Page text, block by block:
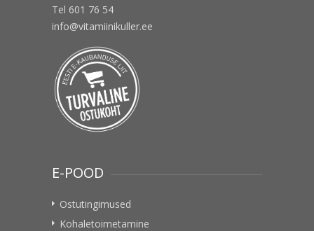
Tel 601 76 54
info@vitamiinikuller.ee
E-POOD
Ostutingimused
Kohaletoimetamine